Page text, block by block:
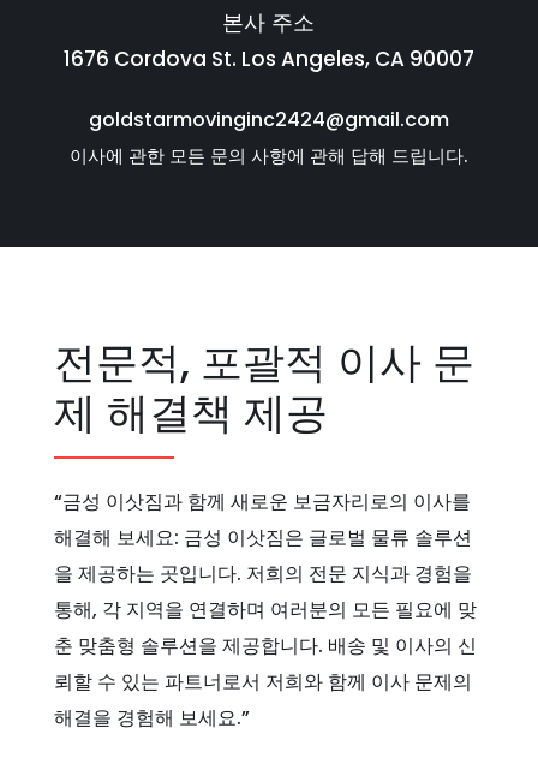
본사 주소
1676 Cordova St. Los Angeles, CA 90007
goldstarmovinginc2424@gmail.com
이사에 관한 모든 문의 사항에 관해 답해 드립니다.
전문적, 포괄적 이사 문
제 해결책 제공
“금성 이삿짐과 함께 새로운 보금자리로의 이사를
해결해 보세요: 금성 이삿짐은 글로벌 물류 솔루션
을 제공하는 곳입니다. 저희의 전문 지식과 경험을
통해, 각 지역을 연결하며 여러분의 모든 필요에 맞
춘 맞춤형 솔루션을 제공합니다. 배송 및 이사의 신
뢰할 수 있는 파트너로서 저희와 함께 이사 문제의
해결을 경험해 보세요.”